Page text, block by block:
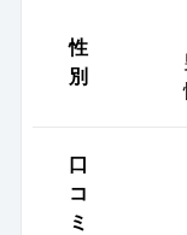
性
別
口
コ
ミ